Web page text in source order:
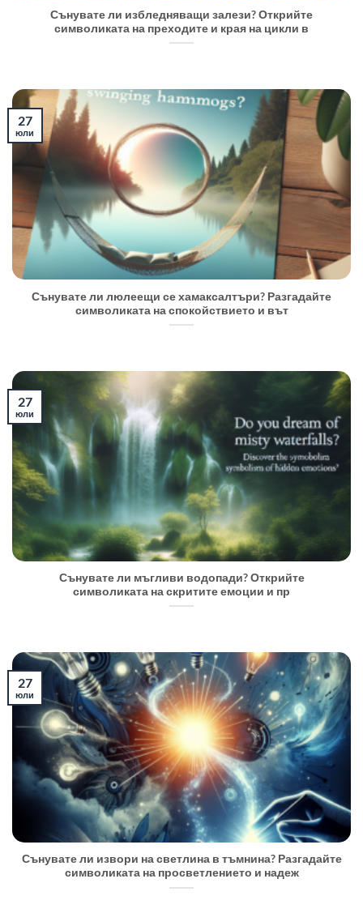
Сънувате ли избледняващи залези? Открийте
символиката на преходите и края на цикли в
Сънувате ли люлеещи се хамаксалтъри? Разгадайте
символиката на спокойствието и вът
27
юли
Сънувате ли мъгливи водопади? Открийте
символиката на скритите емоции и пр
27
юли
Сънувате ли извори на светлина в тъмнина? Разгадайте
символиката на просветлението и надеж
27
юли